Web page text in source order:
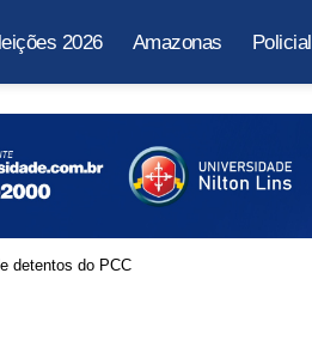
2026 Amazonas Policial
detentos do PCC